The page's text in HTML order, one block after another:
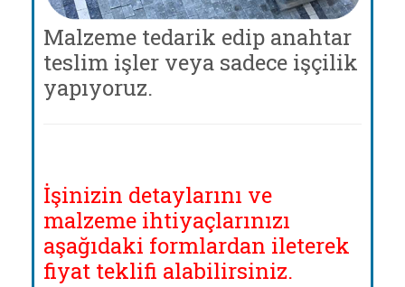
Malzeme tedarik edip anahtar
teslim işler veya sadece işçilik
yapıyoruz.
İşinizin detaylarını ve
malzeme ihtiyaçlarınızı
aşağıdaki formlardan ileterek
fiyat teklifi alabilirsiniz.